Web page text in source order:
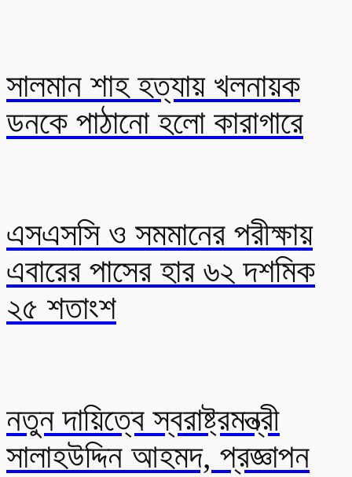
সালমান শাহ হত্যায় খলনায়ক
ডনকে পাঠানো হলো কারাগারে
এসএসসি ও সমমানের পরীক্ষায়
এবারের পাসের হার ৬২ দশমিক
২৫ শতাংশ
নতুন দায়িত্বে স্বরাষ্ট্রমন্ত্রী
সালাহউদ্দিন আহমদ, প্রজ্ঞাপন